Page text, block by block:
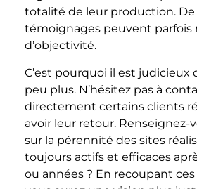
totalité de leur production. De
témoignages peuvent parfois
d’objectivité.
C’est pourquoi il est judicieux
peu plus. N’hésitez pas à
directement certains clients
avoir leur retour. Renseignez-
sur la pérennité des sites
toujours actifs et efficaces
ou années ? En recoupant